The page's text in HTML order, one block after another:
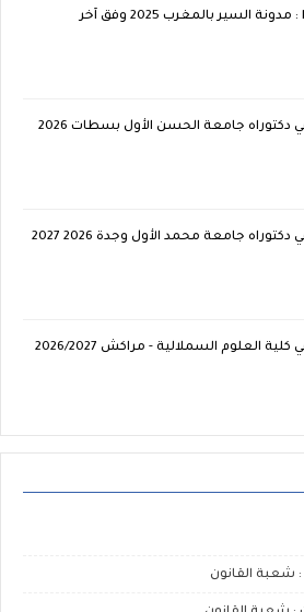
تحميل PDF : مدونة السير بالمغرب 2025 وفق آخر
التسجيل في دكتوراه جامعة الحسن الأول بسطات 2026
جامعة محمد الأول وجدة 2026 2027
العلوم السملالية - مراكش 2026/2027
شعبة القانون